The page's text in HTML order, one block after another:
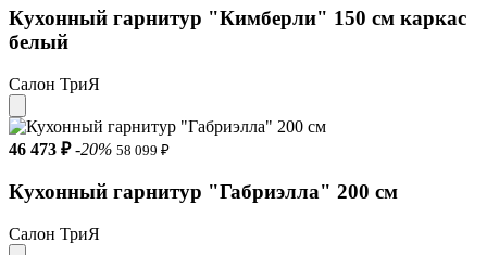
Кухонный гарнитур "Кимберли" 150 см каркас
белый
Салон ТриЯ
46 473 ₽ -20% 58 099 ₽
Кухонный гарнитур "Габриэлла" 200 см
Салон ТриЯ